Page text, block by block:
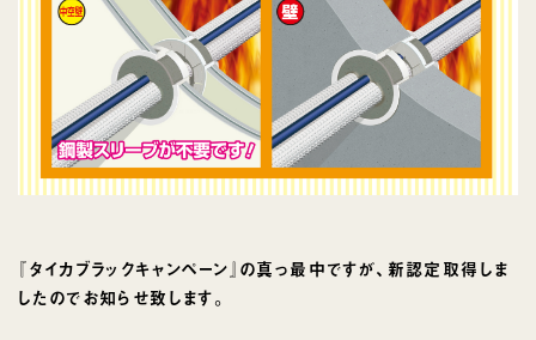
『タイカブラックキャンペーン』の真っ最中ですが、新認定取得しま
したのでお知らせ致します。